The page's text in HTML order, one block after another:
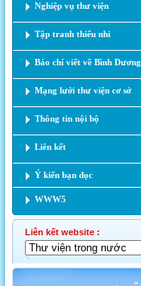
Nghiệp vụ thư viện
Tập tranh thiếu nhi
Báo chí viết về Bình Dương
Mạng lưới thư viện cơ sở
Thông tin nội bộ
Liên kết
Ý kiến bạn đọc
WWW5
Liên kết website :